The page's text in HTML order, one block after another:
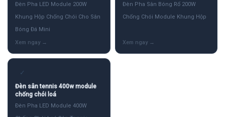
Đèn Pha LED Module 200W
Khung Hộp Chống Chói Cho Sân
Bóng Đá Mini
Đèn Pha Sân Bóng Rổ 200W
Chống Chói Module Khung Hộp
✓
Đèn sân tennis 400w module
chống chói loá
Đèn Pha LED Module 400W